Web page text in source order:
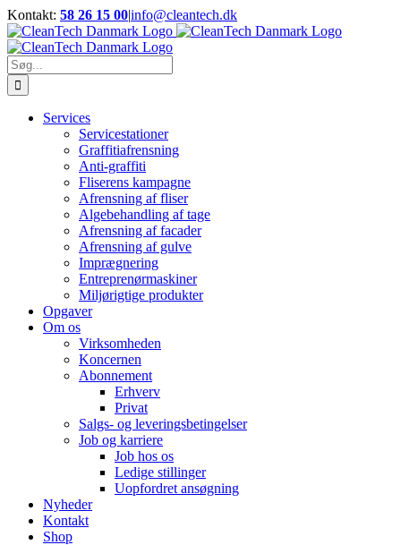
Skip
to
content
Kontakt: 58 26 15 00|info@cleantech.dk
Facebook
LinkedIn
YouTube
Søg
efter:
Services
Servicestationer
Graffitiafrensning
Anti-graffiti
Fliserens kampagne
Afrensning af fliser
Algebehandling af tage
Afrensning af facader
Afrensning af gulve
Imprægnering
Entreprenørmaskiner
Miljørigtige produkter
Opgaver
Om os
Virksomheden
Koncernen
Abonnement
Erhverv
Privat
Salgs- og leveringsbetingelser
Job og karriere
Job hos os
Ledige stillinger
Uopfordret ansøgning
Nyheder
Kontakt
Shop